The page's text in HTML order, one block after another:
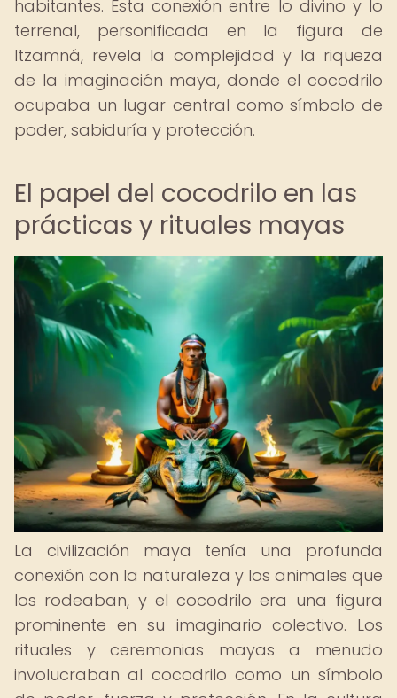
habitantes. Esta conexión entre lo divino y lo
terrenal, personificada en la figura de
Itzamná, revela la complejidad y la riqueza
de la imaginación maya, donde el cocodrilo
ocupaba un lugar central como símbolo de
poder, sabiduría y protección.
El papel del cocodrilo en las
prácticas y rituales mayas
La civilización maya tenía una profunda
conexión con la naturaleza y los animales que
los rodeaban, y el cocodrilo era una figura
prominente en su imaginario colectivo. Los
rituales y ceremonias mayas a menudo
involucraban al cocodrilo como un símbolo